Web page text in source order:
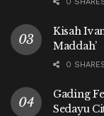
Kisah
Maddah’
0
Gading
Sedayu